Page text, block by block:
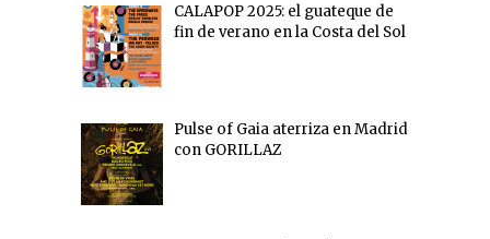
CALAPOP 2025: el guateque de
fin de verano en la Costa del Sol
Pulse of Gaia aterriza en Madrid
con GORILLAZ